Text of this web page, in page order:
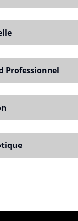
Professionnel